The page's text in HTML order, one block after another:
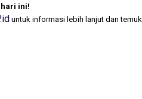
hari ini!
untuk informasi lebih lanjut dan